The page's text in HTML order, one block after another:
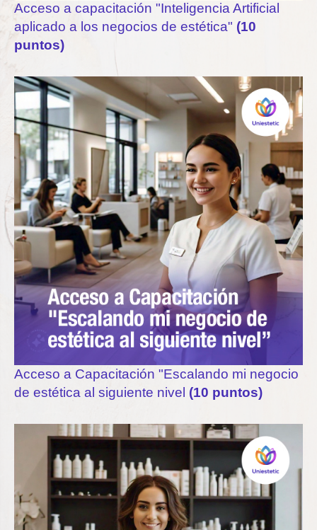
Acceso a capacitación "Inteligencia Artificial
aplicado a los negocios de estética" (10
puntos)
Acceso a Capacitación "Escalando mi negocio
de estética al siguiente nivel (10 puntos)